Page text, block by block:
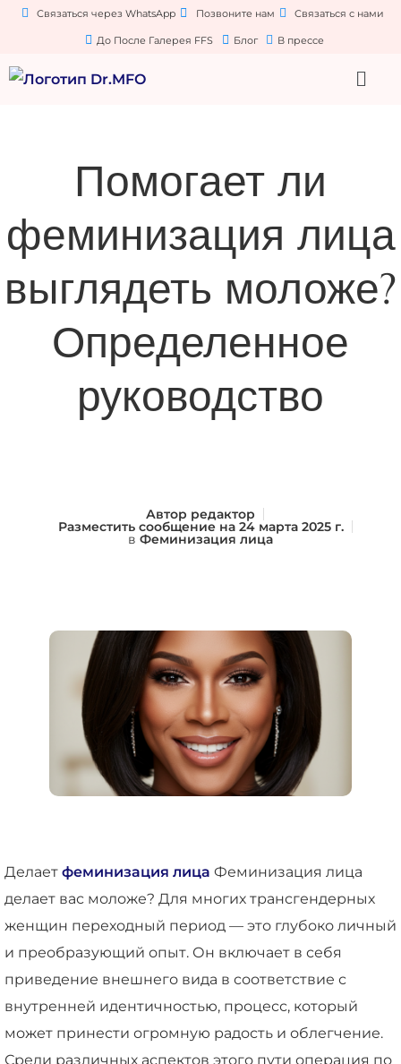
Связаться через WhatsApp Позвоните нам Связаться с нами
До После Галерея FFS Блог В прессе
Помогает ли
феминизация лица
выглядеть моложе?
Определенное
руководство
Автор редактор
Разместить сообщение на24 марта 2025 г.
в Феминизация лица
Делает феминизация лица Феминизация лица
делает вас моложе? Для многих трансгендерных
женщин переходный период — это глубоко личный
и преобразующий опыт. Он включает в себя
приведение внешнего вида в соответствие с
внутренней идентичностью, процесс, который
может принести огромную радость и облегчение.
Среди различных аспектов этого пути операция по